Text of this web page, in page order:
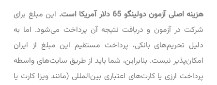
هزینه اصلی آزمون دولینگو 65 دلار آمریکا است.
این مبلغ برای
شرکت در آزمون و دریافت نتیجه آن پرداخت می‌شود. اما به
دلیل تحریم‌های بانکی، پرداخت مستقیم این مبلغ از ایران
امکان‌پذیر نیست. بنابراین، شما باید از طریق سایت‌های واسطه
پرداخت ارزی یا کارت‌های اعتباری بین‌المللی (مانند ویزا کارت یا